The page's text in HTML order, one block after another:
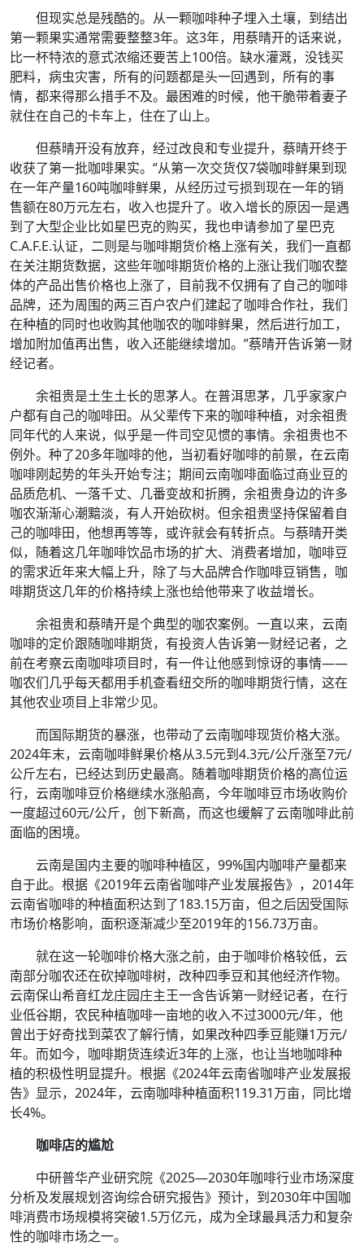
但现实总是残酷的。从一颗咖啡种子埋入土壤，到结出
第一颗果实通常需要整整3年。这3年，用蔡晴开的话来说，
比一杯特浓的意式浓缩还要苦上100倍。缺水灌溉，没钱买
肥料，病虫灾害，所有的问题都是头一回遇到，所有的事
情，都来得那么措手不及。最困难的时候，他干脆带着妻子
就住在自己的卡车上，住在了山上。
但蔡晴开没有放弃，经过改良和专业提升，蔡晴开终于
收获了第一批咖啡果实。“从第一次交货仅7袋咖啡鲜果到现
在一年产量160吨咖啡鲜果，从经历过亏损到现在一年的销
售额在80万元左右，收入也提升了。收入增长的原因一是遇
到了大型企业比如星巴克的购买，我也申请参加了星巴克
C.A.F.E.认证，二则是与咖啡期货价格上涨有关，我们一直都
在关注期货数据，这些年咖啡期货价格的上涨让我们咖农整
体的产品出售价格也上涨了，目前我不仅拥有了自己的咖啡
品牌，还为周围的两三百户农户们建起了咖啡合作社，我们
在种植的同时也收购其他咖农的咖啡鲜果，然后进行加工，
增加附加值再出售，收入还能继续增加。”蔡晴开告诉第一财
经记者。
余祖贵是土生土长的思茅人。在普洱思茅，几乎家家户
户都有自己的咖啡田。从父辈传下来的咖啡种植，对余祖贵
同年代的人来说，似乎是一件司空见惯的事情。余祖贵也不
例外。种了20多年咖啡的他，当初看好咖啡的前景，在云南
咖啡刚起势的年头开始专注；期间云南咖啡面临过商业豆的
品质危机、一落千丈、几番变故和折腾，余祖贵身边的许多
咖农渐渐心潮黯淡，有人开始砍树。但余祖贵坚持保留着自
己的咖啡田，他想再等等，或许就会有转折点。与蔡晴开类
似，随着这几年咖啡饮品市场的扩大、消费者增加，咖啡豆
的需求近年来大幅上升，除了与大品牌合作咖啡豆销售，咖
啡期货这几年的价格持续上涨也给他带来了收益增长。
余祖贵和蔡晴开是个典型的咖农案例。一直以来，云南
咖啡的定价跟随咖啡期货，有投资人告诉第一财经记者，之
前在考察云南咖啡项目时，有一件让他感到惊讶的事情——
咖农们几乎每天都用手机查看纽交所的咖啡期货行情，这在
其他农业项目上非常少见。
而国际期货的暴涨，也带动了云南咖啡现货价格大涨。
2024年末，云南咖啡鲜果价格从3.5元到4.3元/公斤涨至7元/
公斤左右，已经达到历史最高。随着咖啡期货价格的高位运
行，云南咖啡豆价格继续水涨船高，今年咖啡豆市场收购价
一度超过60元/公斤，创下新高，而这也缓解了云南咖啡此前
面临的困境。
云南是国内主要的咖啡种植区，99%国内咖啡产量都来
自于此。根据《2019年云南省咖啡产业发展报告》，2014年
云南省咖啡的种植面积达到了183.15万亩，但之后因受国际
市场价格影响，面积逐渐减少至2019年的156.73万亩。
就在这一轮咖啡价格大涨之前，由于咖啡价格较低，云
南部分咖农还在砍掉咖啡树，改种四季豆和其他经济作物。
云南保山希音红龙庄园庄主王一含告诉第一财经记者，在行
业低谷期，农民种植咖啡一亩地的收入不过3000元/年，他
曾出于好奇找到菜农了解行情，如果改种四季豆能赚1万元/
年。而如今，咖啡期货连续近3年的上涨，也让当地咖啡种
植的积极性明显提升。根据《2024年云南省咖啡产业发展报
告》显示，2024年，云南咖啡种植面积119.31万亩，同比增
长4%。
咖啡店的尴尬
中研普华产业研究院《2025—2030年咖啡行业市场深度
分析及发展规划咨询综合研究报告》预计，到2030年中国咖
啡消费市场规模将突破1.5万亿元，成为全球最具活力和复杂
性的咖啡市场之一。